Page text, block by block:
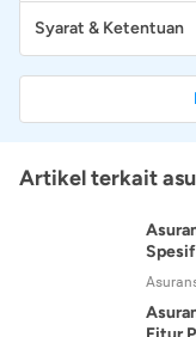
Syarat & Ketentuan
Artikel terkait